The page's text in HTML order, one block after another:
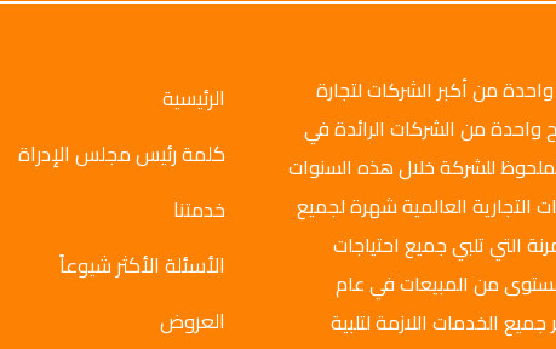
أوتو جروب عام 2008م، وهي واحدة من أكبر الشركات لتجارة
واحدة من الشركات الرائدة في
للشركة خلال هذه السنوات
التجارية العالمية شهرة لجميع
التي تلبي جميع احتياجات
من المبيعات في عام
الخدمات اللازمة لتلبية
الرئيسية
كلمة رئيس مجلس الإدراة
خدمتنا
الأسئلة الأكثر شيوعاً
العروض